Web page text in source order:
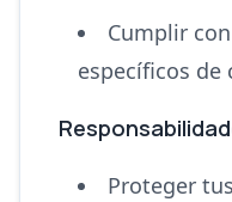
Cumplir
específicos de
Proteger